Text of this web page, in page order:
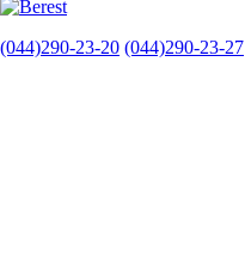
(044)290-23-20 (044)290-23-27